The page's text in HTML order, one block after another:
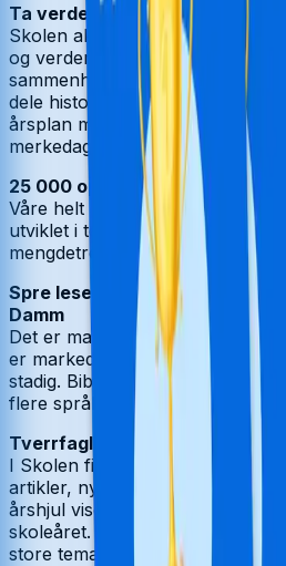
Ta verden inn i
Skolen aktuelt
dekker de store
og verden, og tar/setter nyheter
sammenheng. Vi er også
dele historier fra der de bor.
årsplan med
merkedager.
25 000 oppgaver i
Våre helt nye øverom i
utviklet i tett samarbeid med
mengdetrening i grunnleggende
Spre leseglede med
Damm
Det er mange veier til leseglede!
er markedets største med over
stadig. Biblioteket har bøker for
flere språk.
Tverrfaglig innhold som
I Skolen finner du tverrfaglig
artikler, nyhetssaker, TV-serier
årshjul viser alle temapakkene
skoleåret. Vi legger til rette for
store temaene på en